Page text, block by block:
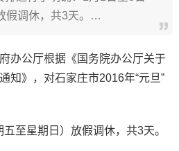
假调休，共3天。…
办公厅根据《国务院办公厅关于
知》，对石家庄市2016年“元旦”
至星期日）放假调休，共3天。